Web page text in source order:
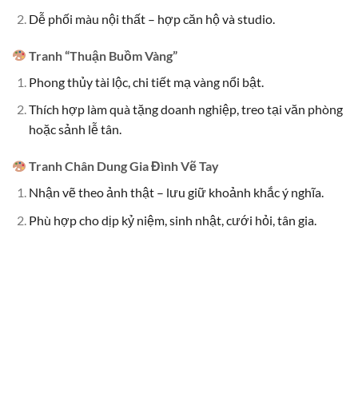
Dễ phối màu nội thất – hợp căn hộ và studio.
Tranh “Thuận Buồm Vàng”
Phong thủy tài lộc, chi tiết mạ vàng nổi bật.
Thích hợp làm quà tặng doanh nghiệp, treo tại văn phòng
hoặc sảnh lễ tân.
Tranh Chân Dung Gia Đình Vẽ Tay
Nhận vẽ theo ảnh thật – lưu giữ khoảnh khắc ý nghĩa.
Phù hợp cho dịp kỷ niệm, sinh nhật, cưới hỏi, tân gia.